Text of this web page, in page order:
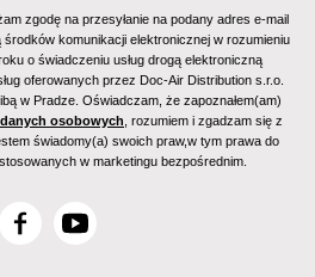
zgodę na przesyłanie na podany adres e-mail
komunikacji elektronicznej w rozumieniu
o świadczeniu usług drogą elektroniczną
oferowanych przez Doc-Air Distribution s.r.o.
w Pradze. Oświadczam, że zapoznałem(am)
osobowych , rozumiem i zgadzam się z
świadomy(a) swoich praw,w tym prawa do
w marketingu bezpośrednim.
F
Y